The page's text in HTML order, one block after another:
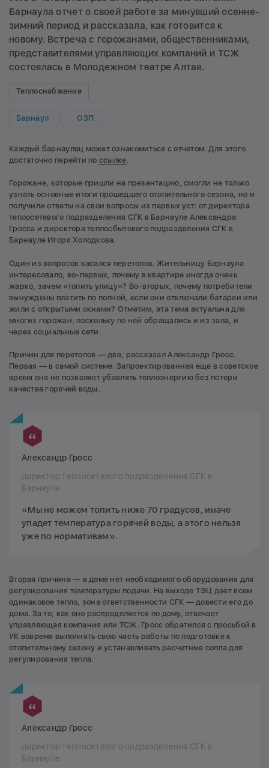
Барнаула отчет о своей работе за минувший осенне-
зимний период и рассказала, как готовится к
новому. Встреча с горожанами, общественниками,
представителями управляющих компаний и ТСЖ
состоялась в Молодежном театре Алтая.
Теплоснабжение
Барнаул ОЗП
Каждый барнаулец может ознакомиться с отчетом. Для этого
достаточно перейти по ссылке.
Горожане, которые пришли на презентацию, смогли не только
узнать основные итоги прошедшего отопительного сезона, но и
получили ответы на свои вопросы из первых уст: от директора
теплосетевого подразделения СГК в Барнауле Александра
Гросса и директора теплосбытового подразделения СГК в
Барнауле Игоря Холодкова.
Один из вопросов касался перетопов. Жительницу Барнаула
интересовало, во-первых, почему в квартире иногда очень
жарко, зачем «топить улицу»? Во-вторых, почему потребители
вынуждены платить по полной, если они отключали батареи или
жили с открытыми окнами? Отметим, эта тема актуальна для
многих горожан, поскольку по ней обращались и из зала, и
через социальные сети.
Причин для перетопов — две, рассказал Александр Гросс.
Первая — в самой системе. Запроектированная еще в советское
время она не позволяет убавлять теплоэнергию без потери
качества горячей воды.
Александр Гросс
директор теплосетевого подразделения СГК в
Барнауле
«Мы не можем топить ниже 70 градусов, иначе
упадет температура горячей воды, а этого нельзя
уже по нормативам».
Вторая причина — в доме нет необходимого оборудования для
регулирования температуры подачи. На выходе ТЭЦ дает всем
одинаковое тепло, зона ответственности СГК — довести его до
дома. За то, как оно распределяется по дому, отвечает
управляющая компания или ТСЖ. Гросс обратился с просьбой в
УК вовремя выполнять свою часть работы по подготовке к
отопительному сезону и устанавливать расчетные сопла для
регулирования тепла.
Александр Гросс
директор теплосетевого подразделения СГК в
Барнауле